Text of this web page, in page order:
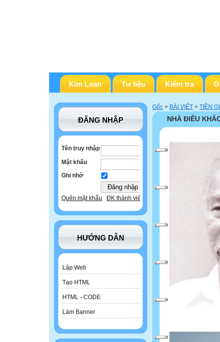
Kim Loan Tư liệu Kiểm tra
ĐĂNG NHẬP
Tên truy nhập
Mật khẩu
Ghi nhớ
Quên mật khẩu ĐK thành viên
HƯỚNG DẪN
Lập Web
Tạo HTML
HTML - CODE
Làm Banner
Gốc > BÀI VIẾT > TIỀN
NHÀ ĐIÊU